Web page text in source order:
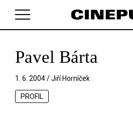
V košíku zatím
Pavel Bárta
1. 6. 2004 /Jiří Horníček
PROFIL